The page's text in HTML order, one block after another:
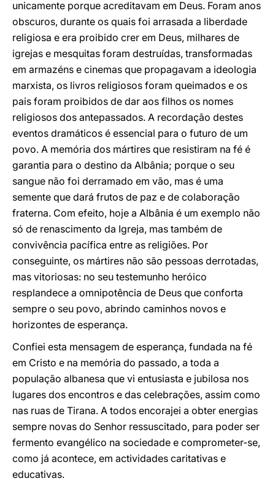
unicamente porque acreditavam em Deus. Foram anos
obscuros, durante os quais foi arrasada a liberdade
religiosa e era proibido crer em Deus, milhares de
igrejas e mesquitas foram destruídas, transformadas
em armazéns e cinemas que propagavam a ideologia
marxista, os livros religiosos foram queimados e os
pais foram proibidos de dar aos filhos os nomes
religiosos dos antepassados. A recordação destes
eventos dramáticos é essencial para o futuro de um
povo. A memória dos mártires que resistiram na fé é
garantia para o destino da Albânia; porque o seu
sangue não foi derramado em vão, mas é uma
semente que dará frutos de paz e de colaboração
fraterna. Com efeito, hoje a Albânia é um exemplo não
só de renascimento da Igreja, mas também de
convivência pacífica entre as religiões. Por
conseguinte, os mártires não são pessoas derrotadas,
mas vitoriosas: no seu testemunho heróico
resplandece a omnipotência de Deus que conforta
sempre o seu povo, abrindo caminhos novos e
horizontes de esperança.
Confiei esta mensagem de esperança, fundada na fé
em Cristo e na memória do passado, a toda a
população albanesa que vi entusiasta e jubilosa nos
lugares dos encontros e das celebrações, assim como
nas ruas de Tirana. A todos encorajei a obter energias
sempre novas do Senhor ressuscitado, para poder ser
fermento evangélico na sociedade e comprometer-se,
como já acontece, em actividades caritativas e
educativas.